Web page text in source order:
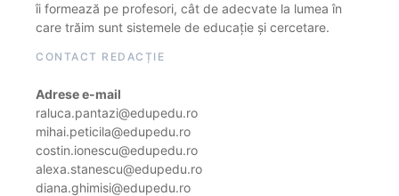
îi formează pe profesori, cât de adecvate la lumea în
care trăim sunt sistemele de educație și cercetare.
CONTACT REDACȚIE
Adrese e-mail
raluca.pantazi@edupedu.ro
mihai.peticila@edupedu.ro
costin.ionescu@edupedu.ro
alexa.stanescu@edupedu.ro
diana.ghimisi@edupedu.ro